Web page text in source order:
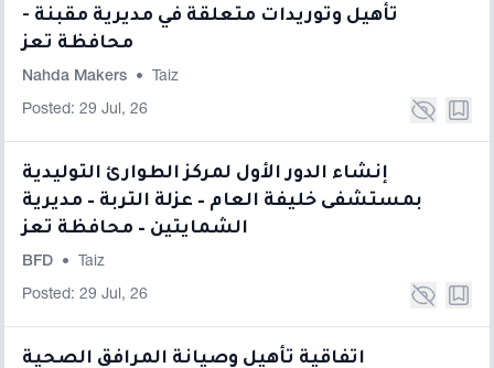
تأهيل وتوريدات متعلقة في مديرية مقبنة -
محافظة تعز
Nahda Makers • Taiz
Posted: 29 Jul, 26
إنشاء الدور الأول لمركز الطوارئ التوليدية
بمستشفى خليفة العام – عزلة التربة – مديرية
الشمايتين – محافظة تعز
BFD • Taiz
Posted: 29 Jul, 26
اتفاقية تأهيل وصيانة المرافق الصحية